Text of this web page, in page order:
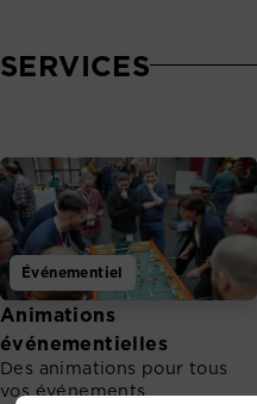
SERVICES
Événementiel
Animations
événementielles
Des animations pour tous
vos événements